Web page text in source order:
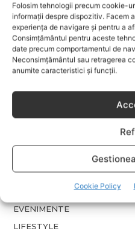
Folosim tehnologii precum cookie-
informații despre dispozitiv. Facem
experiența de navigare și pentru a
Consimțământul pentru aceste
date precum comportamentul de
Neconsimțământul sau retragerea
anumite caracteristici și funcții.
Cookie Policy
Fără
copii: ce
CATEGORII
EVENIMENTE
LIFESTYLE